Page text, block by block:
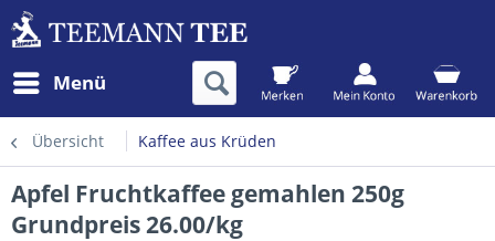
Menü
Übersicht Kaffee aus Krüden
Apfel Fruchtkaffee gemahlen 250g
Grundpreis 26.00/kg